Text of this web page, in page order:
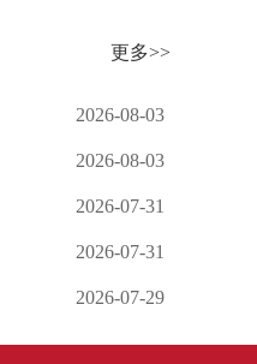
更多>>
2026-08-03
2026-08-03
2026-07-31
2026-07-31
2026-07-29